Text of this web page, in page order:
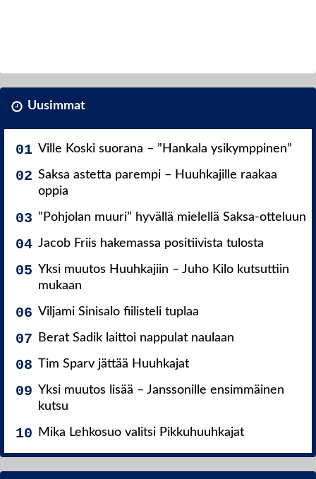
Uusimmat
Ville Koski suorana – ”Hankala ysikymppinen”
Saksa astetta parempi – Huuhkajille raakaa
oppia
”Pohjolan muuri” hyvällä mielellä Saksa-otteluun
Jacob Friis hakemassa positiivista tulosta
Yksi muutos Huuhkajiin – Juho Kilo kutsuttiin
mukaan
Viljami Sinisalo fiilisteli tuplaa
Berat Sadik laittoi nappulat naulaan
Tim Sparv jättää Huuhkajat
Yksi muutos lisää – Janssonille ensimmäinen
kutsu
Mika Lehkosuo valitsi Pikkuhuuhkajat